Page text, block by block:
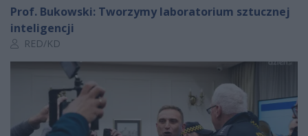
Prof. Bukowski: Tworzymy laboratorium sztucznej
inteligencji
Autor artykułu:
RED/KD